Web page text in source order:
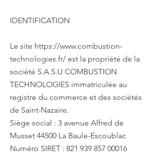
IDENTIFICATION
Le site https://www.combustion-
technologies.fr/ est la propriété de la
société S.A.S.U COMBUSTION
TECHNOLOGIES immatriculée au
registre du commerce et des sociétés
de Saint-Nazaire.
Siège social : 3 avenue Alfred de
Musset 44500 La Baule-Escoublac
Numéro SIRET : 821 939 857 00016